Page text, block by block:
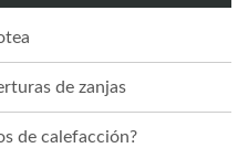
de zanjas
de calefacción?